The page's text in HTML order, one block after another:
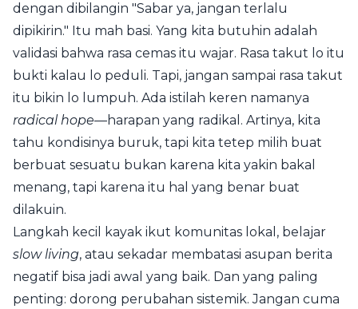
dengan dibilangin "Sabar ya, jangan terlalu
dipikirin." Itu mah basi. Yang kita butuhin adalah
validasi bahwa rasa cemas itu wajar. Rasa takut lo itu
bukti kalau lo peduli. Tapi, jangan sampai rasa takut
itu bikin lo lumpuh. Ada istilah keren namanya
radical hope—harapan yang radikal. Artinya, kita
tahu kondisinya buruk, tapi kita tetep milih buat
berbuat sesuatu bukan karena kita yakin bakal
menang, tapi karena itu hal yang benar buat
dilakuin.
Langkah kecil kayak ikut komunitas lokal, belajar
slow living, atau sekadar membatasi asupan berita
negatif bisa jadi awal yang baik. Dan yang paling
penting: dorong perubahan sistemik. Jangan cuma